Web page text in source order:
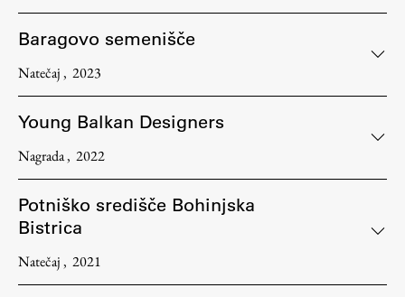
Založništvo
FA–ZA
Zbirke
Publikacije
AR – Arhitektura, raziskovanje
Igra ustvarjalnosti
Baragovo semenišče
Natečaj 2023
Young Balkan Designers
Nagrada 2022
Potniško središče Bohinjska
Bistrica
Natečaj 2021